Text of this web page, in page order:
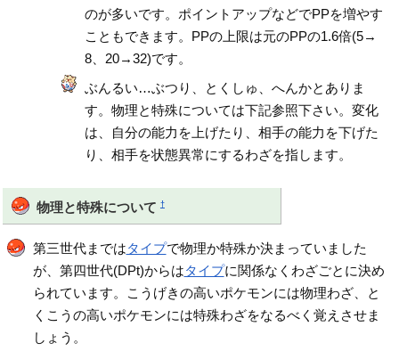
のが多いです。ポイントアップなどでPPを増やす
こともできます。PPの上限は元のPPの1.6倍(5→
8、20→32)です。
ぶんるい…ぶつり、とくしゅ、へんかとありま
す。物理と特殊については下記参照下さい。変化
は、自分の能力を上げたり、相手の能力を下げた
り、相手を状態異常にするわざを指します。
物理と特殊について †
第三世代まではタイプで物理か特殊か決まっていました
が、第四世代(DPt)からはタイプに関係なくわざごとに決め
られています。こうげきの高いポケモンには物理わざ、と
くこうの高いポケモンには特殊わざをなるべく覚えさせま
しょう。